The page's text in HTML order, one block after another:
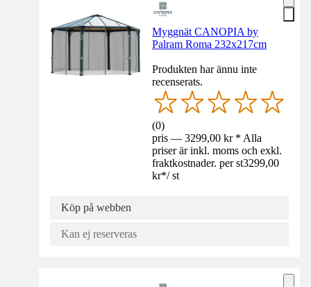
Myggnät CANOPIA by
Palram Roma 232x217cm
Produkten har ännu inte
recenserats.
(0)
pris — 3299,00 kr * Alla
priser är inkl. moms och exkl.
fraktkostnader. per st3299,00
kr*/ st
Köp på webben
Kan ej reserveras